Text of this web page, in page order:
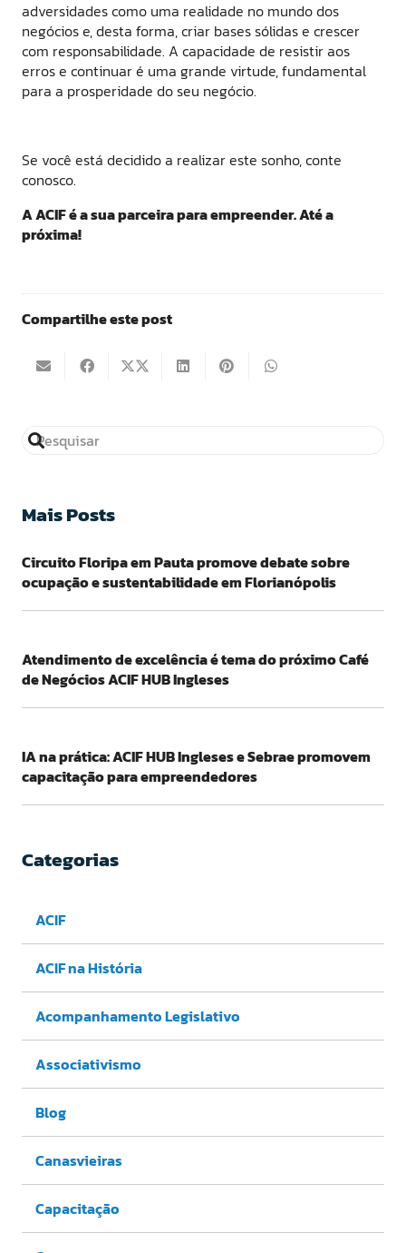
adversidades como uma realidade no mundo dos
negócios e, desta forma, criar bases sólidas e crescer
com responsabilidade. A capacidade de resistir aos
erros e continuar é uma grande virtude, fundamental
para a prosperidade do seu negócio.
Se você está decidido a realizar este sonho, conte
conosco.
A ACIF é a sua parceira para empreender. Até a
próxima!
Compartilhe este post
Mais Posts
Circuito Floripa em Pauta promove debate sobre
ocupação e sustentabilidade em Florianópolis
Atendimento de excelência é tema do próximo Café
de Negócios ACIF HUB Ingleses
IA na prática: ACIF HUB Ingleses e Sebrae promovem
capacitação para empreendedores
Categorias
ACIF
ACIF na História
Acompanhamento Legislativo
Associativismo
Blog
Canasvieiras
Capacitação